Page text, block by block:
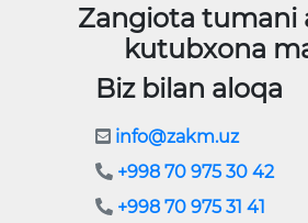
Zangiota tumani
kutubxona
Biz bilan aloqa
info@zakm.uz
+998 70 975 30 42
+998 70 975 31 41